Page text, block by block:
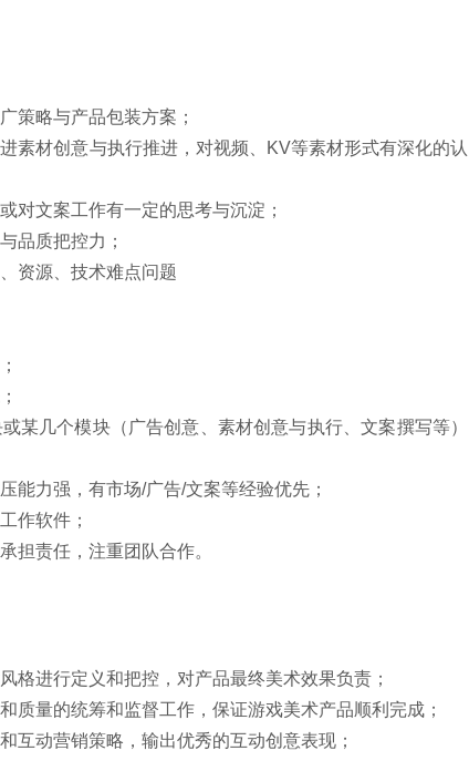
策略与产品包装方案；
素材创意与执行推进，对视频、KV等素材形式有深化的认
对文案工作有一定的思考与沉淀；
品质把控力；
资源、技术难点问题
某几个模块（广告创意、素材创意与执行、文案撰写等）
能力强，有市场/广告/文案等经验优先；
作软件；
担责任，注重团队合作。
格进行定义和把控，对产品最终美术效果负责；
质量的统筹和监督工作，保证游戏美术产品顺利完成；
互动营销策略，输出优秀的互动创意表现；